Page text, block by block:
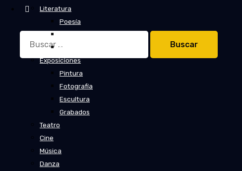
Buscar:
Literatura
Poesía
Novelas
Exposiciones
Pintura
Fotografía
Escultura
Grabados
Teatro
Cine
Música
Danza